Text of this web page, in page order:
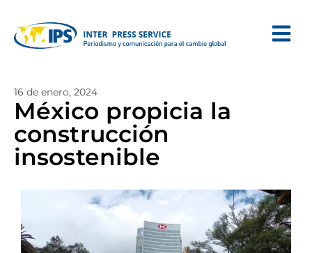
16 de enero, 2024
México propicia la
construcción
insostenible